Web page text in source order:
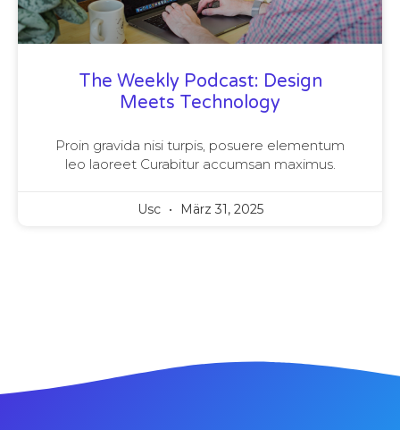
The Weekly Podcast: Design
Meets Technology
Proin gravida nisi turpis, posuere elementum
leo laoreet Curabitur accumsan maximus.
Usc März 31, 2025